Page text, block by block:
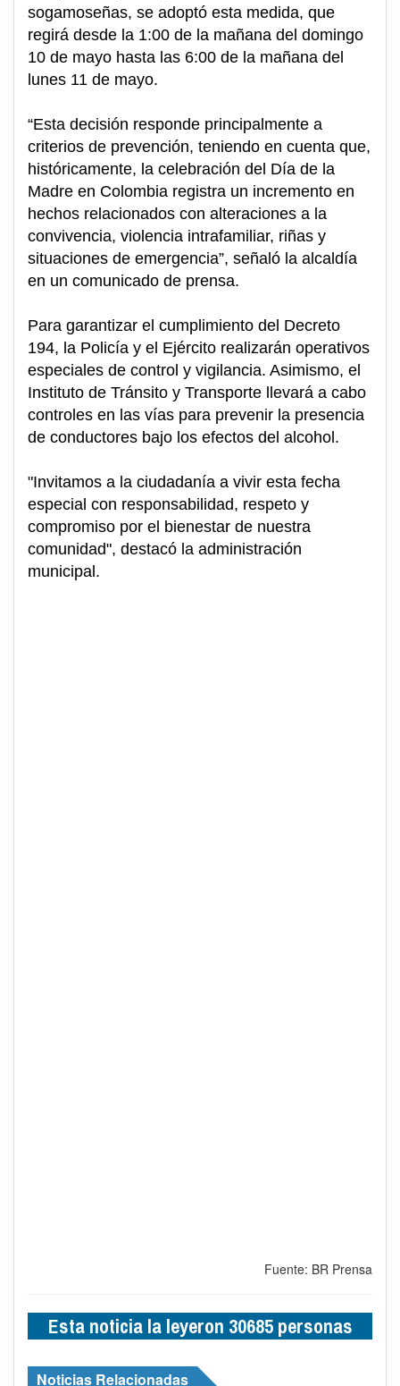
sogamoseñas, se adoptó esta medida, que
regirá desde la 1:00 de la mañana del domingo
10 de mayo hasta las 6:00 de la mañana del
lunes 11 de mayo.
“Esta decisión responde principalmente a
criterios de prevención, teniendo en cuenta que,
históricamente, la celebración del Día de la
Madre en Colombia registra un incremento en
hechos relacionados con alteraciones a la
convivencia, violencia intrafamiliar, riñas y
situaciones de emergencia”, señaló la alcaldía
en un comunicado de prensa.
Para garantizar el cumplimiento del Decreto
194, la Policía y el Ejército realizarán operativos
especiales de control y vigilancia. Asimismo, el
Instituto de Tránsito y Transporte llevará a cabo
controles en las vías para prevenir la presencia
de conductores bajo los efectos del alcohol.
"Invitamos a la ciudadanía a vivir esta fecha
especial con responsabilidad, respeto y
compromiso por el bienestar de nuestra
comunidad", destacó la administración
municipal.
Fuente: BR Prensa
Esta noticia la leyeron 30685 personas
Noticias Relacionadas